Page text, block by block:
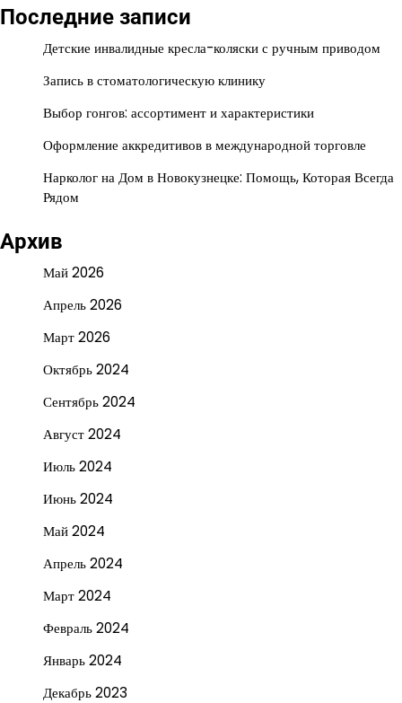
Последние записи
Детские инвалидные кресла-коляски с ручным приводом
Запись в стоматологическую клинику
Выбор гонгов: ассортимент и характеристики
Оформление аккредитивов в международной торговле
Нарколог на Дом в Новокузнецке: Помощь, Которая Всегда
Рядом
Архив
Май 2026
Апрель 2026
Март 2026
Октябрь 2024
Сентябрь 2024
Август 2024
Июль 2024
Июнь 2024
Май 2024
Апрель 2024
Март 2024
Февраль 2024
Январь 2024
Декабрь 2023